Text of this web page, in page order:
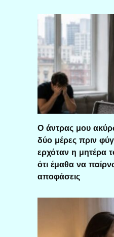
Ο άντρας μου
δύο μέρες πριν
ερχόταν η μητέρα
ότι έμαθα να
αποφάσεις